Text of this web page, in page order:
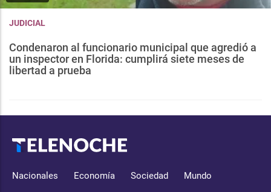
JUDICIAL
Condenaron al funcionario municipal que agredió a
un inspector en Florida: cumplirá siete meses de
libertad a prueba
Nacionales Economía Sociedad Mundo